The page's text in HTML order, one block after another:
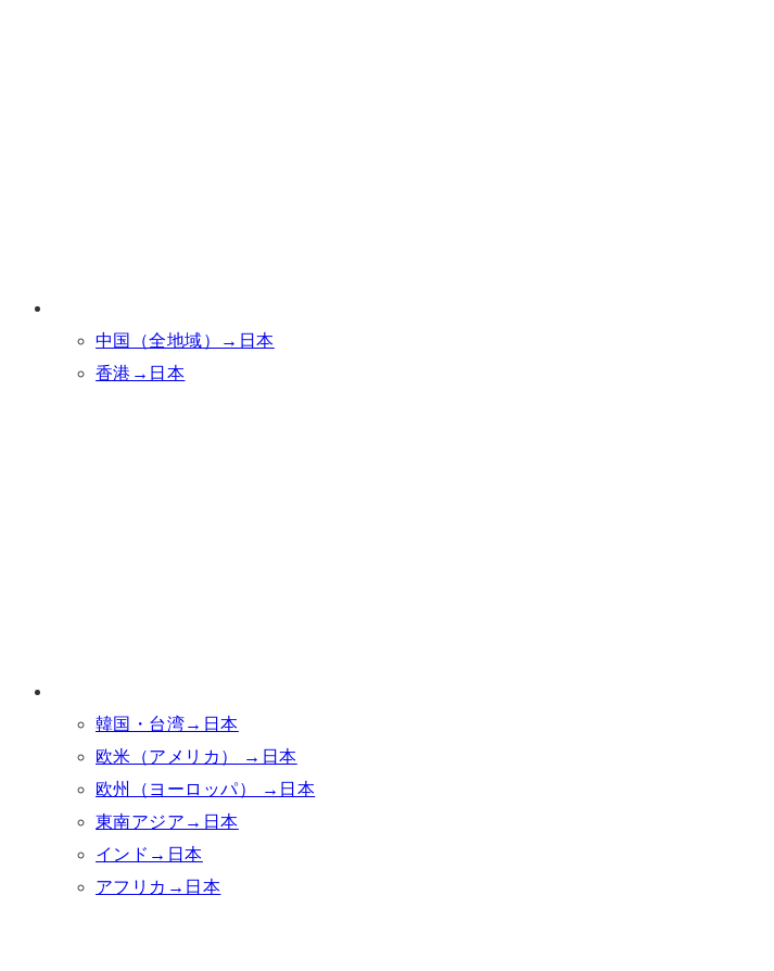
中国（全地域）→日本
香港→日本
韓国・台湾→日本
欧米（アメリカ） →日本
欧州（ヨーロッパ） →日本
東南アジア→日本
インド→日本
アフリカ→日本